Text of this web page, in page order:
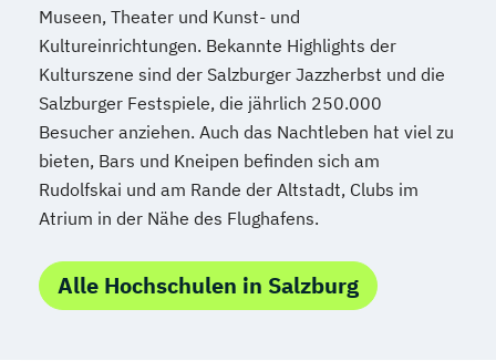
Sport-Management-Medien
Sportjournalismus
Sprache - Wirtschaft - Kultur
Sprache – Wirtschaft – Kultur
Sprachwissenschaft
Technische Wissenschaften
Textiles Gestalten (Lehramt)
Wissenschaft und Kunst
Museen, Theater und Kunst- und
Kultureinrichtungen. Bekannte Highlights der
Kulturszene sind der Salzburger Jazzherbst und die
Salzburger Festspiele, die jährlich 250.000
Besucher anziehen. Auch das Nachtleben hat viel zu
bieten, Bars und Kneipen befinden sich am
Rudolfskai und am Rande der Altstadt, Clubs im
Atrium in der Nähe des Flughafens.
Alle Hochschulen in Salzburg